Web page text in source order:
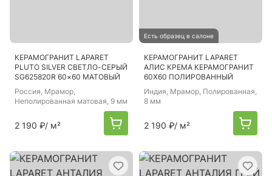
КЕРАМОГРАНИТ LAPARET
PLUTO SILVER СВЕТЛО-СЕРЫЙ
SG625820R 60×60 МАТОВЫЙ
Россия, Мрамор,
Неполированная матовая, 9 мм
2 190 ₽/ м²
Есть образец в салоне
КЕРАМОГРАНИТ LAPARET
АЛИС КРЕМА КЕРАМОГРАНИТ
60Х60 ПОЛИРОВАННЫЙ
Индия, Мрамор, Полированная,
8 мм
2 190 ₽/ м²